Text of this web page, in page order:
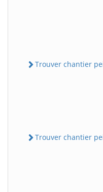
Trouver chantier
Trouver chantier